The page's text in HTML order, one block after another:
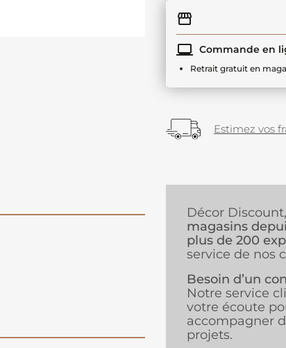
Commande en
Retrait gratuit en
Estimez vos
Décor
magasins
plus de 200
service de nos
Besoin d’un
Notre service
votre écoute
accompagner
projets.